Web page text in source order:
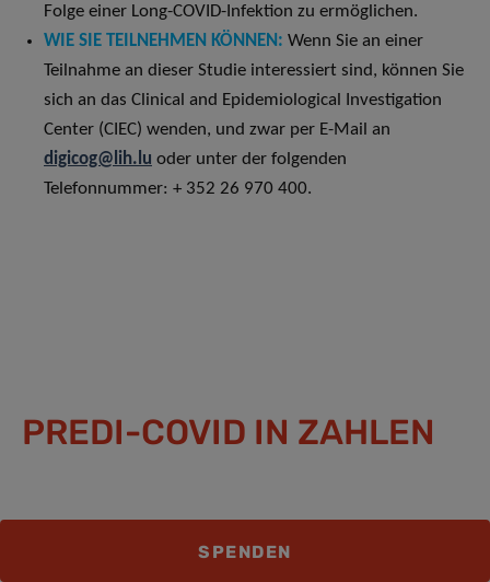
Folge einer Long-COVID-Infektion zu ermöglichen.
WIE SIE TEILNEHMEN KÖNNEN: Wenn Sie an einer
Teilnahme an dieser Studie interessiert sind, können Sie
sich an das Clinical and Epidemiological Investigation
Center (CIEC) wenden, und zwar per E-Mail an
digicog@lih.lu oder unter der folgenden
Telefonnummer: + 352 26 970 400.
PREDI-COVID IN ZAHLEN
ERWACHSENEN TEILNEHMER
SPENDEN